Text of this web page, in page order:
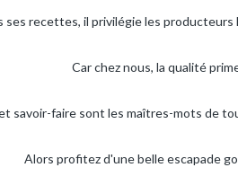
ses recettes, il privilégie les producteurs
Car chez nous, la qualité
savoir-faire sont les maîtres-mots de
Alors profitez d'une belle escapade